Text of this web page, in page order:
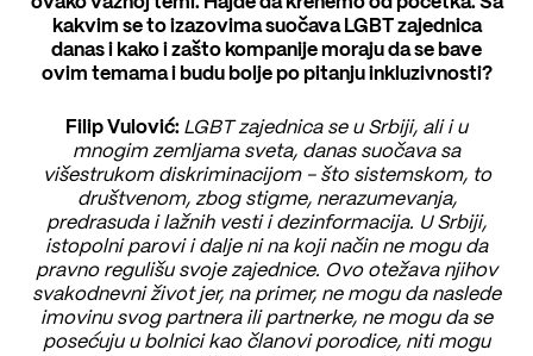
kakvim se to izazovima suočava LGBT zajednica
danas i kako i zašto kompanije moraju da se bave
ovim temama i budu bolje po pitanju inkluzivnosti?
Filip Vulović: LGBT zajednica se u Srbiji, ali i u
mnogim zemljama sveta, danas suočava sa
višestrukom diskriminacijom - što sistemskom, to
društvenom, zbog stigme, nerazumevanja,
predrasuda i lažnih vesti i dezinformacija. U Srbiji,
istopolni parovi i dalje ni na koji način ne mogu da
pravno regulišu svoje zajednice. Ovo otežava njihov
svakodnevni život jer, na primer, ne mogu da naslede
imovinu svog partnera ili partnerke, ne mogu da se
posećuju u bolnici kao članovi porodice, niti mogu